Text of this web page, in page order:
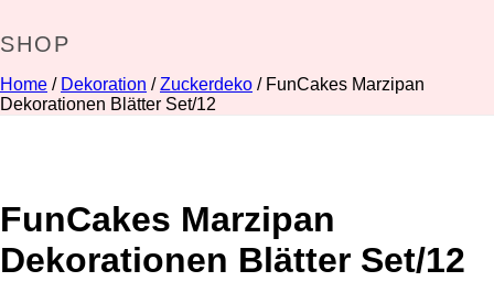
SHOP
Home / Dekoration / Zuckerdeko / FunCakes Marzipan
Dekorationen Blätter Set/12
FunCakes Marzipan
Dekorationen Blätter Set/12